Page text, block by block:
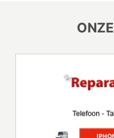
ONZE